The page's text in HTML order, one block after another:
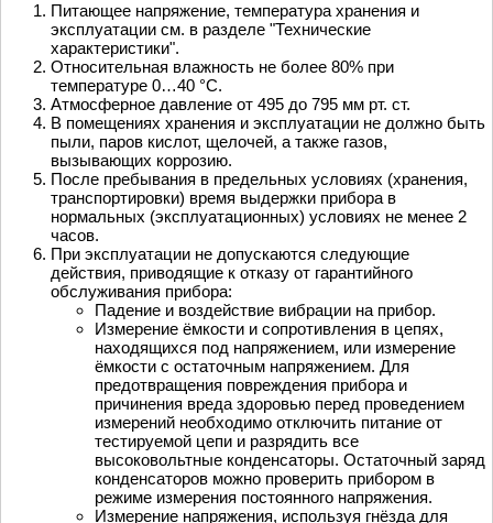
Питающее напряжение, температура хранения и
эксплуатации см. в разделе "Технические
характеристики".
Относительная влажность не более 80% при
температуре 0…40 °С.
Атмосферное давление от 495 до 795 мм рт. ст.
В помещениях хранения и эксплуатации не должно быть
пыли, паров кислот, щелочей, а также газов,
вызывающих коррозию.
После пребывания в предельных условиях (хранения,
транспортировки) время выдержки прибора в
нормальных (эксплуатационных) условиях не менее 2
часов.
При эксплуатации не допускаются следующие
действия, приводящие к отказу от гарантийного
обслуживания прибора:
Падение и воздействие вибрации на прибор.
Измерение ёмкости и сопротивления в цепях,
находящихся под напряжением, или измерение
ёмкости с остаточным напряжением. Для
предотвращения повреждения прибора и
причинения вреда здоровью перед проведением
измерений необходимо отключить питание от
тестируемой цепи и разрядить все
высоковольтные конденсаторы. Остаточный заряд
конденсаторов можно проверить прибором в
режиме измерения постоянного напряжения.
Измерение напряжения, используя гнёзда для